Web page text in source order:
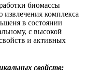
биомассы
извлечения комплекса
в состоянии
с высокой
и активных
свойств: